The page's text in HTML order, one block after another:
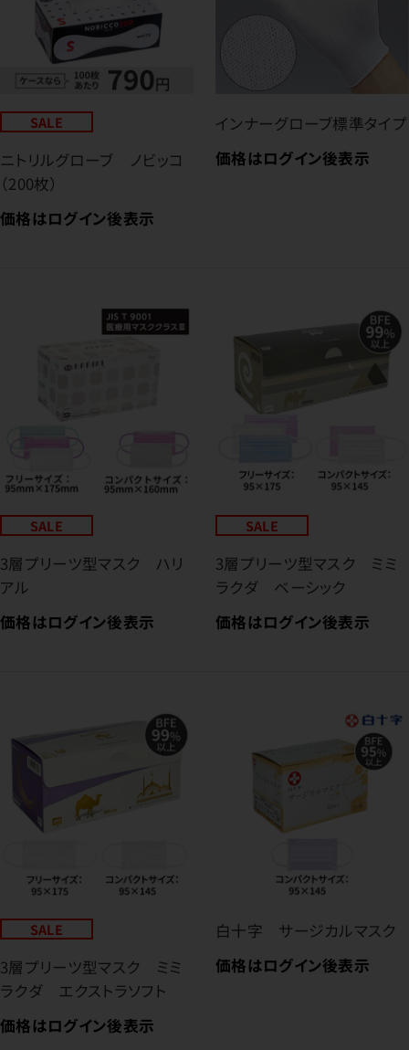
SALE
ニトリルグローブ ノビッコ
（200枚）
価格はログイン後表示
インナーグローブ標準タイプ
価格はログイン後表示
SALE
3層プリーツ型マスク ハリ
アル
価格はログイン後表示
SALE
3層プリーツ型マスク ミミ
ラクダ ベーシック
価格はログイン後表示
SALE
3層プリーツ型マスク ミミ
ラクダ エクストラソフト
価格はログイン後表示
白十字 サージカルマスク
価格はログイン後表示